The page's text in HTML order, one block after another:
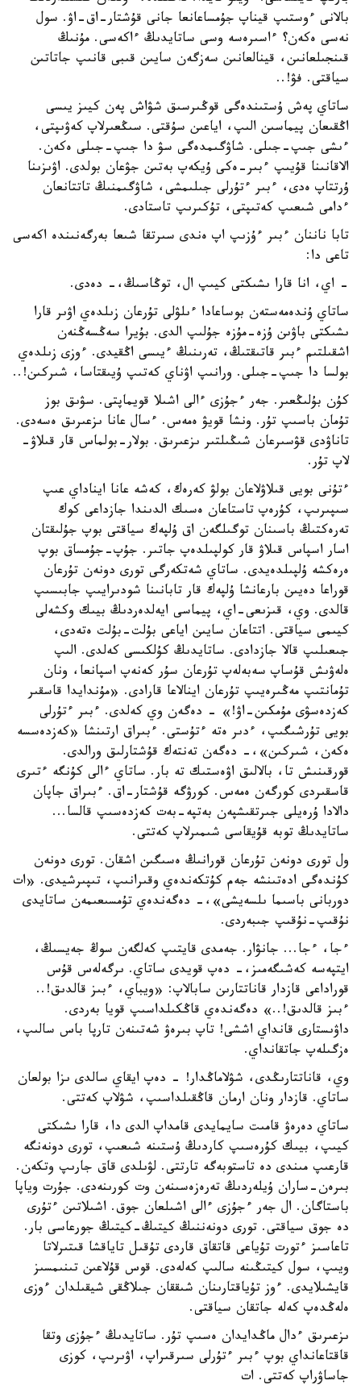
بالانى ءوستىپ قيناپ جۇمساعانعا جانى قۇشتار-اق-اۋ. سول
نەسى ەكەن؟ ءاسىرەسە وسى ساتايدىڭ ءاكەسى. مۇنىڭ
قىنجىلعانىن، قينالعانىن سەزگەن سايىن قىبى قانىپ جاتاتىن
سياقتى. فۋ!..
ساتاي پەش ۇستىندەگى قوڭىرسىق شۋاش پەن كيىز يىسى
اڭقىعان پيماسىن الىپ، اياعىن سۇقتى. سىڭعىرلاپ كەۋىپتى،
ءىشى جىپ-جىلى. شاۋگىمدەگى سۋ دا جىپ-جىلى ەكەن.
الاقانىنا قۇيىپ ءبىر-ەكى ۇيكەپ بەتىن جۋعان بولدى. اۋىزىنا
ۇرتتاپ ەدى، ءبىر ءتۇرلى جىلىمشى، شاۋگىمنىڭ تاتتانعان
ءدامى شىعىپ كەتىپتى، تۇكىرىپ تاستادى.
تابا ناننان ءبىر ءۇزىپ اپ ەندى سىرتقا شىعا بەرگەنىندە اكەسى
تاعى دا:
- اي، انا قارا ىشىكتى كيىپ ال، توڭاسىڭ،- دەدى.
ساتاي ۇندەمەستەن بوساعادا ءىلۋلى تۇرعان زىلدەي اۋىر قارا
ىشىكتى باۋىن ۇزە-مۇزە جۇلىپ الدى. بۇيرا سەڭسەڭنەن
اشقىلتىم ءبىر قاتىقتىڭ، تەرىنىڭ ءيىسى اڭقيدى. ءوزى زىلدەي
بولسا دا جىپ-جىلى. ورانىپ اۋناي كەتىپ ۇيىقتاسا، شىركىن!..
كۇن بۇلىڭعىر. جەر ءجۇزى ءالى اشىلا قويماپتى. سۋىق بوز
تۇمان باسىپ تۇر. ونشا قويۋ ەمەس. ءسال عانا ىزعىرىق ەسەدى.
تاناۋدى قۋسىرعان شىڭىلتىر ىزعىرىق. بولار-بولماس قار قىلاۋ-
لاپ تۇر.
ءتۇنى بويى قىلاۋلاعان بولۋ كەرەك، كەشە عانا ايناداي عىپ
سىپىرىپ، كۇرەپ تاستاعان ەسىك الدىندا جازداعى كوك
تەرەكتىڭ باسىنان توگىلگەن اق ۇلپەك سياقتى بوپ جۇلىقتان
اسار اسپاس قىلاۋ قار كولپىلدەپ جاتىر. جۇپ-جۇمساق بوپ
ەرەكشە ۇلپىلدەيدى. ساتاي شەتكەرگى تورى دونەن تۇرعان
قوراعا دەيىن بارعانشا ۇلپەك قار تابانىنا شودىرايىپ جابىسىپ
قالدى. وي، قىزىعى-اي، پيماسى ايەلدەردىڭ بيىك وكشەلى
كيىمى سياقتى. اتتاعان سايىن اياعى بۇلت-بۇلت ەتەدى،
جىعىلىپ قالا جازدادى. ساتايدىڭ كۇلكىسى كەلدى. الىپ
ەلەۋىش قۇساپ سەبەلەپ تۇرعان سۇر كەنەپ اسپانعا، ونان
تۇمانتىپ مەڭىرەيىپ تۇرعان اينالاعا قارادى. «مۇندايدا قاسقىر
كەزدەسۋى مۇمكىن-اۋ!» - دەگەن وي كەلدى. ءبىر ءتۇرلى
بويى تۇرشىگىپ، ءدىر ەتە ءتۇستى. ءبىراق ارتىنشا «كەزدەسسە
ەكەن، شىركىن»،- دەگەن تەنتەك قۇشتارلىق ورالدى.
قورقىنىش تا، بالالىق اۋەستىك تە بار. ساتاي ءالى كۇنگە ءتىرى
قاسقىردى كورگەن ەمەس. كورۋگە قۇشتار-اق. ءبىراق جاپان
دالادا ۇرەيلى جىرتقىشپەن بەتپە-بەت كەزدەسىپ قالسا...
ساتايدىڭ توبە قۇيقاسى شىمىرلاپ كەتتى.
ول تورى دونەن تۇرعان قورانىڭ ەسىگىن اشقان. تورى دونەن
كۇندەگى ادەتىنشە جەم كۇتكەندەي وقىرانىپ، تىپىرشيدى. «ات
دوربانى باسىما ىلسەيشى»،- دەگەندەي تۇمسىعىمەن ساتايدى
نۇقىپ-نۇقىپ جىبەردى.
ءجا، ءجا... جانۋار. جەمدى قايتىپ كەلگەن سوڭ جەيسىڭ،
ايتپەسە كەشىگەمىز،- دەپ قويدى ساتاي. ىرگەلەس قۇس
قوراداعى قازدار قاناتتارىن سابالاپ: «ويباي، ءبىز قالدىق!..
ءبىز قالدىق!..» دەگەندەي قاڭكىلداسىپ قويا بەردى.
داۋىستارى قانداي اششى! تاپ بىرەۋ شەتىنەن تارپا باس سالىپ،
ەزگىلەپ جاتقانداي.
وي، قاناتتارىڭدى، شۋلاماڭدار! - دەپ ايقاي سالدى ىزا بولعان
ساتاي. قازدار ونان ارمان قاڭقىلداسىپ، شۋلاپ كەتتى.
ساتاي دەرەۋ قامىت سايمايدى قامداپ الدى دا، قارا ىشىكتى
كيىپ، بيىك كۇرەسىپ كاردىڭ ۇستىنە شىعىپ، تورى دونەنگە
قارعىپ مىندى دە تاستوبەگە تارتتى. لۋىلدى قاق جارىپ وتكەن.
بىرەن-ساران ۇيلەردىڭ تەرەزەسىنەن وت كورىنەدى. جۇرت وياپا
باستاگان. ال جەر ءجۇزى ءالى اشىلعان جوق. اشىلاتىن ءتۇرى
دە جوق سياقتى. تورى دونەننىڭ كيتىڭ-كيتىڭ جورعاسى بار.
تاعاسىز ءتورت تۇياعى قاتقاق قاردى تۇقىل تاياقشا قىتىرلاتا
ويىپ، سول كيتىڭىنە سالىپ كەلەدى. قوس قۇلاعىن تىنىمسىز
قايشىلايدى. ءوز تۇياقتارىنان شىققان جىلاڭقى شيقىلدان ءوزى
ەلەڭدەپ كەلە جاتقان سياقتى.
ىزعىرىق ءدال ماڭدايدان ەسىپ تۇر. ساتايدىڭ ءجۇزى وتقا
قاقتاعانداي بوپ ءبىر ءتۇرلى سىرقىراپ، اۋىرىپ، كوزى
جاساۋراپ كەتتى. ات